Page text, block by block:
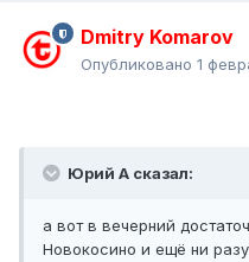
Dmitry Komarov
Опубликовано 1
Юрий А сказал:
а вот в вечерний
Новокосино и ещё ни